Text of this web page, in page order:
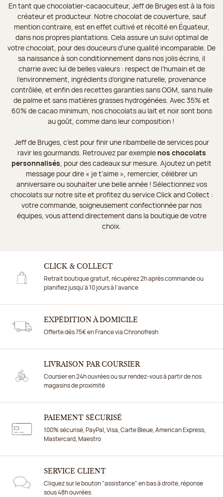
En tant que chocolatier-cacaoculteur, Jeff de Bruges est à la fois
créateur et producteur. Notre chocolat de couverture, sauf
mention contraire, est en effet cultivé et récolté en Équateur,
dans nos propres plantations. Cela assure un suivi optimal de
votre chocolat, pour des douceurs d’une qualité incomparable. De
sa naissance à son conditionnement dans nos jolis écrins, il
charrie avec lui de belles valeurs : respect de l’humain et de
l’environnement, ingrédients d’origine naturelle, provenance
contrôlée, et enfin des recettes garanties sans OGM, sans huile
de palme et sans matières grasses hydrogénées. Avec 35% et
60% de cacao minimum, nos chocolats au lait et noir sont bons
au goût, comme dans leur composition !
Jeff de Bruges, c’est pour finir une ribambelle de services pour
ravir les gourmands. Retrouvez par exemple nos chocolats
personnalisés , pour des cadeaux sur mesure. Ajoutez un petit
message pour dire « je t’aime », remercier, célébrer un
anniversaire ou souhaiter une belle année ! Sélectionnez vos
chocolats sur notre site et profitez du service Click and Collect :
votre commande, soigneusement confectionnée par nos
équipes, vous attend directement dans la boutique de votre
choix.
CLICK & COLLECT
Retrait boutique gratuit, récupérez 2h après commande ou
planifiez jusqu'à 10 jours à l'avance
EXPÉDITION À DOMICILE
Offerte dès 75€ en France via Chronofresh
LIVRAISON PAR COURSIER
Coursier en 24h ouvrées ou sur rendez-vous à partir de nos
magasins de proximité
PAIEMENT SÉCURISÉ
100% sécurisé, PayPal, Visa, Carte Bleue, American Express,
Mastercard, Maestro
SERVICE CLIENT
Cliquez sur le bouton "assistance" en bas à droite, réponse
sous 48h ouvrées